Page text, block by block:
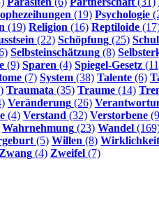
(19) Psychologie
(19) Religion (16) Reptiloide
(22) Schöpfung (25)
Selbsteinschätzung (8)
(9) Sparen (4) Spiegel-Gesetz
(7) System (38) Talente (6)
Traumata (35) Traume (14)
Veränderung (26)
(4) Verstand (32) Verstorbene
Wahrnehmung (23) Wandel
(5) Willen (8) Wirklichkeit
Zwang (4) Zweifel (7)